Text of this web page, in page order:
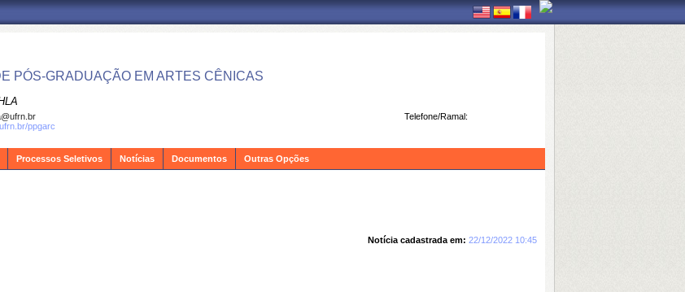
PÓS-GRADUAÇÃO EM ARTES CÊNICAS
Telefone/Ramal:
ppgarc
Processos Seletivos Notícias Documentos Outras Opções
Notícia cadastrada em: 22/12/2022 10:45